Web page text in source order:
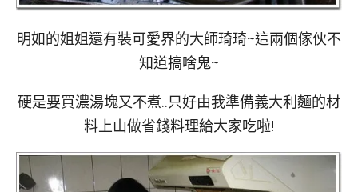
明如的姐姐還有裝可愛界的大師琦琦~這兩個傢伙不
知道搞啥鬼~
硬是要買濃湯塊又不煮..只好由我準備義大利麵的材
料上山做省錢料理給大家吃啦!